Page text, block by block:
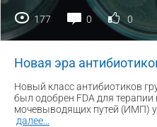
177 0 0
Новая эра
Новый класс антибиотиков
был одобрен FDA для
мочевыводящих путей (ИМП) у
далее